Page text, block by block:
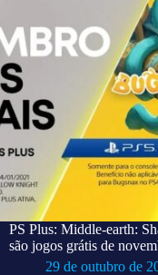
PS Plus: Middle-earth:
são jogos grátis de
29 de outubro de